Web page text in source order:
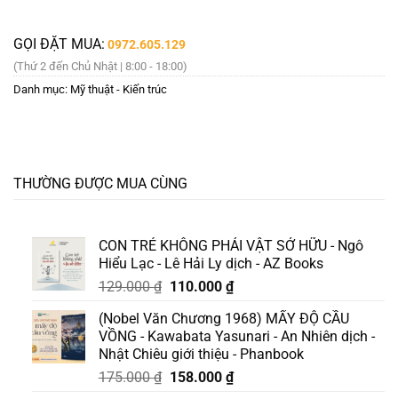
GỌI ĐẶT MUA: 0972.605.129
(Thứ 2 đến Chủ Nhật | 8:00 - 18:00)
Danh mục: Mỹ thuật - Kiến trúc
THƯỜNG ĐƯỢC MUA CÙNG
CON TRẺ KHÔNG PHẢI VẬT SỞ HỮU - Ngô
Hiểu Lạc - Lê Hải Ly dịch - AZ Books
129.000₫ Giá
là:
129.000 ₫.
110.000 ₫Giá
tại
là:
110.000 ₫.
(Nobel Văn Chương 1968) MẤY ĐỘ CẦU
VỒNG - Kawabata Yasunari - An Nhiên dịch -
Nhật Chiêu giới thiệu - Phanbook
175.000₫ Giá
158.000 ₫Giá